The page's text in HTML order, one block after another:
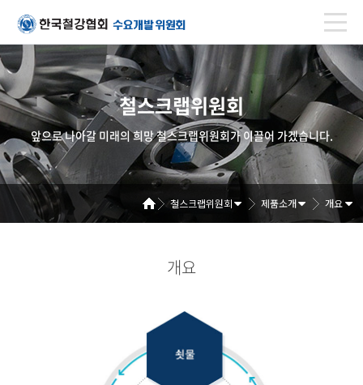
철스크랩위원회
앞으로 나아갈 미래의 희망 철스크랩위원회가 이끌어 가겠습니다.
철스크랩위원회 제품소개 개요
개요